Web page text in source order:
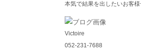
本気で結果を出したいお客
Victoire
052-231-7688